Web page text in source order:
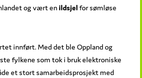
og vært enildsjelfor sømløse
innført. Med det ble Oppland og
fylkene som tok i bruk elektroniske
et stort samarbeidsprosjekt med